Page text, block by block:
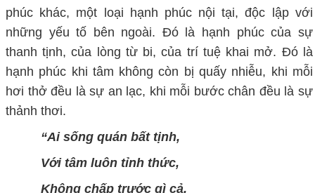
phúc khác, một loại hạnh phúc nội tại, độc lập với
những yếu tố bên ngoài. Đó là hạnh phúc của sự
thanh tịnh, của lòng từ bi, của trí tuệ khai mở. Đó là
hạnh phúc khi tâm không còn bị quấy nhiễu, khi mỗi
hơi thở đều là sự an lạc, khi mỗi bước chân đều là sự
thảnh thơi.
“Ai sống quán bất tịnh,
Với tâm luôn tỉnh thức,
Không chấp trước gì cả,